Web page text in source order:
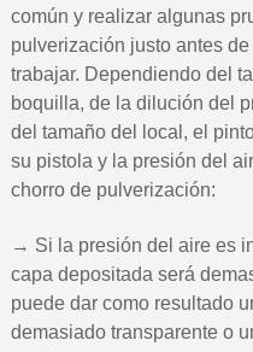
común y realizar algunas
pulverización justo antes
trabajar. Dependiendo del
boquilla, de la dilución del
del tamaño del local, el
su pistola y la presión del
chorro de pulverización:
→ Si la presión del aire es
capa depositada será
puede dar como resultado
demasiado transparente o